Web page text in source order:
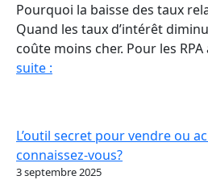
Pourquoi la baisse des taux
Quand les taux d’intérêt
coûte moins cher. Pour les
suite :
Taux
Relance
L’outil secret pour vendre ou
connaissez-vous?
3 septembre 2025